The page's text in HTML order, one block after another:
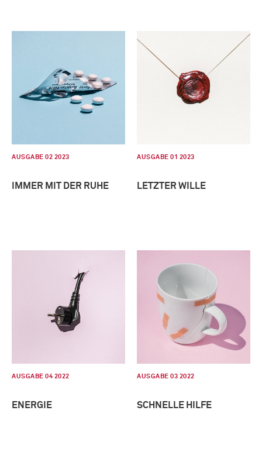
AUSGABE 02 2023
IMMER MIT DER RUHE
AUSGABE 01 2023
LETZTER WILLE
AUSGABE 04 2022
ENERGIE
AUSGABE 03 2022
SCHNELLE HILFE